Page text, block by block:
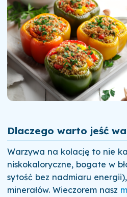
Dlaczego warto jeść
Warzywa na kolację to nie
niskokaloryczne, bogate w
sytość bez nadmiaru
minerałów. Wieczorem nasz